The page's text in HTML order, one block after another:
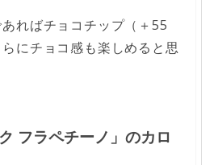
ればチョコチップ（＋55
にチョコ感も楽しめると思
フラペチーノ」のカロ